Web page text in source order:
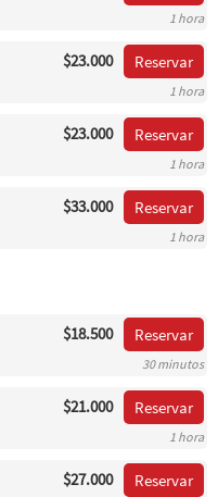
1 hora
$23.000 Reservar
1 hora
$23.000 Reservar
1 hora
$33.000 Reservar
1 hora
$18.500 Reservar
30 minutos
$21.000 Reservar
1 hora
$27.000 Reservar